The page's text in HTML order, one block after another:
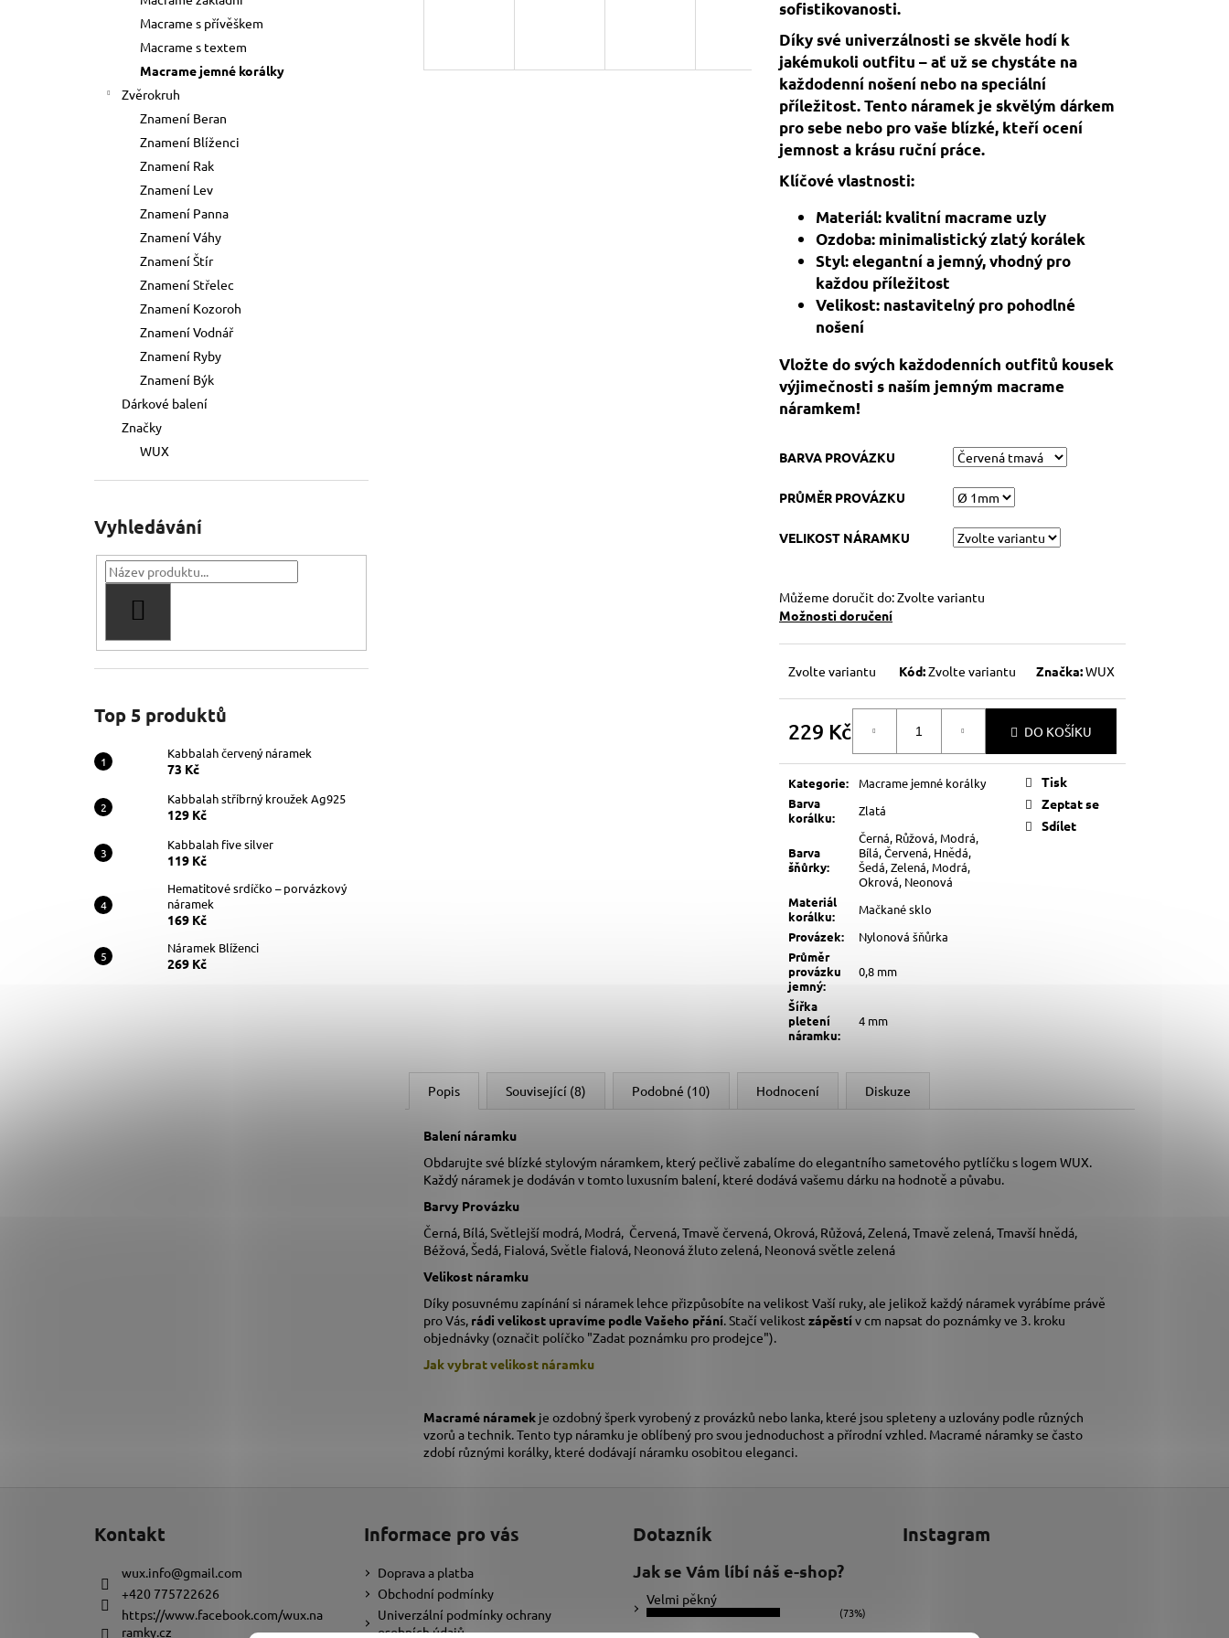
Macrame s přívěškem
Macrame s textem
Macrame jemné korálky
Zvěrokruh
Znamení Beran
Znamení Blíženci
Znamení Rak
Znamení Lev
Znamení Panna
Znamení Váhy
Znamení Štír
Znamení Střelec
Znamení Kozoroh
Znamení Vodnář
Znamení Ryby
Znamení Býk
Dárkové balení
Značky
WUX
Vyhledávání
Top 5 produktů
Kabbalah červený náramek
73 Kč
Kabbalah stříbrný kroužek Ag925
129 Kč
Kabbalah five silver
119 Kč
Hematitové srdíčko – porvázkový
náramek
169 Kč
Náramek Blíženci
269 Kč
sofistikovanosti.
Díky své univerzálnosti se skvěle hodí k
jakémukoli outfitu – ať už se chystáte na
každodenní nošení nebo na speciální
příležitost. Tento náramek je skvělým dárkem
pro sebe nebo pro vaše blízké, kteří ocení
jemnost a krásu ruční práce.
Klíčové vlastnosti:
Materiál: kvalitní macrame uzly
Ozdoba: minimalistický zlatý korálek
Styl: elegantní a jemný, vhodný pro
každou příležitost
Velikost: nastavitelný pro pohodlné
nošení
Vložte do svých každodenních outfitů kousek
výjimečnosti s naším jemným macrame
náramkem!
BARVA PROVÁZKU
PRŮMĚR PROVÁZKU
VELIKOST NÁRAMKU
Můžeme doručit do:Zvolte variantu
Možnosti doručení
Zvolte variantu Kód:Zvolte variantu Značka:WUX
229 Kč
cena:
DO KOŠÍKU
Kategorie:
Macrame jemné korálky
Barva
korálku: Zlatá
Barva
šňůrky:
Černá, Růžová, Modrá,
Bílá, Červená, Hnědá,
Šedá, Zelená, Modrá,
Okrová, Neonová
Materiál
korálku:
Mačkané sklo
Provázek:
Nylonová šňůrka
Průměr
provázku
jemný:
0,8 mm
Šířka
pletení
náramku:
4 mm
Tisk
Zeptat se
Sdílet
Popis Související (8) Podobné (10) Hodnocení Diskuze
Balení náramku
Obdarujte své blízké stylovým náramkem, který pečlivě zabalíme do elegantního sametového pytlíčku s logem WUX.
Každý náramek je dodáván v tomto luxusním balení, které dodává vašemu dárku na hodnotě a půvabu.
Barvy Provázku
Černá, Bílá, Světlejší modrá, Modrá, Červená, Tmavě červená, Okrová, Růžová, Zelená, Tmavě zelená, Tmavší hnědá,
Béžová, Šedá, Fialová, Světle fialová, Neonová žluto zelená, Neonová světle zelená
Velikost náramku
Díky posuvnému zapínání si náramek lehce přizpůsobíte na velikost Vaší ruky,ale jelikož každý náramek vyrábíme právě
pro Vás, rádi velikost upravíme podle Vašeho přání. Stačí velikost zápěstív cm napsat do poznámky ve 3. kroku
objednávky (označit políčko "Zadat poznámku pro prodejce").
Jak vybrat velikost náramku
Macramé náramek je ozdobný šperk vyrobený z provázků nebo lanka, které jsou spleteny a uzlovány podle různých
vzorů a technik. Tento typ náramku je oblíbený pro svou jednoduchost a přírodní vzhled. Macramé náramky se často
zdobí různými korálky, které dodávají náramku osobitou eleganci.
Původně: 89 Kč
Kontakt
wux.info@gmail.com
+420 775722626
https://www.facebook.com/wux.na
ramky.cz
Informace pro vás
Doprava a platba
Obchodní podmínky
Univerzální podmínky ochrany
osobních údajů
Dotazník
Jak se Vám líbí náš e-shop?
Velmi pěkný
(73%)
Instagram